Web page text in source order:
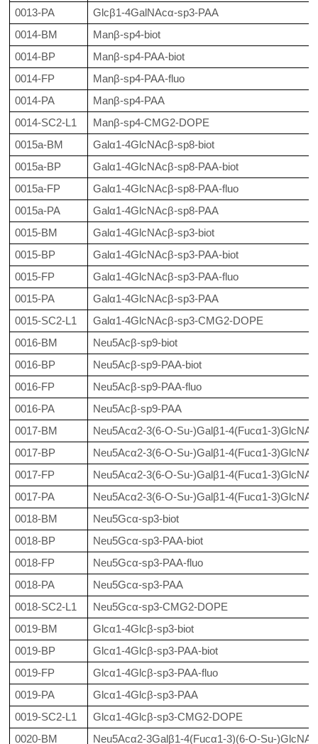
0013-PA
Glcβ1-4GalNAcα-sp3-PAA
0014-BM
Manβ-sp4-biot
0014-BP
Manβ-sp4-PAA-biot
0014-FP
Manβ-sp4-PAA-fluo
0014-PA
Manβ-sp4-PAA
0014-SC2-L1
Manβ-sp4-CMG2-DOPE
0015a-BM
Galα1-4GlcNAcβ-sp8-biot
0015a-BP
Galα1-4GlcNAcβ-sp8-PAA-biot
0015a-FP
Galα1-4GlcNAcβ-sp8-PAA-fluo
0015a-PA
Galα1-4GlcNAcβ-sp8-PAA
0015-BM
Galα1-4GlcNAcβ-sp3-biot
0015-BP
Galα1-4GlcNAcβ-sp3-PAA-biot
0015-FP
Galα1-4GlcNAcβ-sp3-PAA-fluo
0015-PA
Galα1-4GlcNAcβ-sp3-PAA
0015-SC2-L1
Galα1-4GlcNAcβ-sp3-CMG2-DOPE
0016-BM
Neu5Acβ-sp9-biot
0016-BP
Neu5Acβ-sp9-PAA-biot
0016-FP
Neu5Acβ-sp9-PAA-fluo
0016-PA
Neu5Acβ-sp9-PAA
0017-BM
Neu5Acα2-3(6-O-Su-)Galβ1-4(Fucα1-
0017-BP
Neu5Acα2-3(6-O-Su-)Galβ1-4(Fucα1-
0017-FP
Neu5Acα2-3(6-O-Su-)Galβ1-4(Fucα1-
0017-PA
Neu5Acα2-3(6-O-Su-)Galβ1-4(Fucα1-
0018-BM
Neu5Gcα-sp3-biot
0018-BP
Neu5Gcα-sp3-PAA-biot
0018-FP
Neu5Gcα-sp3-PAA-fluo
0018-PA
Neu5Gcα-sp3-PAA
0018-SC2-L1
Neu5Gcα-sp3-CMG2-DOPE
0019-BM
Glcα1-4Glcβ-sp3-biot
0019-BP
Glcα1-4Glcβ-sp3-PAA-biot
0019-FP
Glcα1-4Glcβ-sp3-PAA-fluo
0019-PA
Glcα1-4Glcβ-sp3-PAA
0019-SC2-L1
Glcα1-4Glcβ-sp3-CMG2-DOPE
0020-BM
Neu5Acα2-3Galβ1-4(Fucα1-3)(6-O-Su-